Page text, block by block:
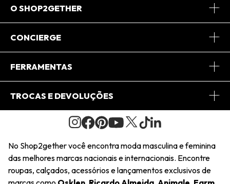
O SHOP2GETHER
Sobre Nós
Journal
Saiu na Mídia
CONCIERGE
Central de Relacionamento
Regulamento e Promoções
FERRAMENTAS
Minha Conta
Pedido de Presente
Wishlist
TROCAS E DEVOLUÇÕES
Condições Gerais
Troca Fácil
Restituição de Pagamento
No Shop2gether você encontra moda masculina e feminina
das melhores marcas nacionais e internacionais. Encontre
roupas, calçados, acessórios e lançamentos exclusivos de